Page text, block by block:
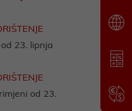
23. lipnja
od 23.